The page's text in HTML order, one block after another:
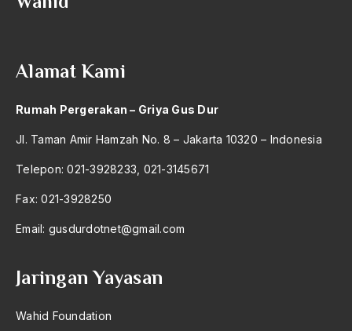
Alamat Kami
Rumah Pergerakan – Griya Gus Dur
Jl. Taman Amir Hamzah No. 8 – Jakarta 10320 – Indonesia
Telepon: 021-3928233, 021-3145671
Fax: 021-3928250
Email: gusdurdotnet@gmail.com
Jaringan Yayasan
Wahid Foundation